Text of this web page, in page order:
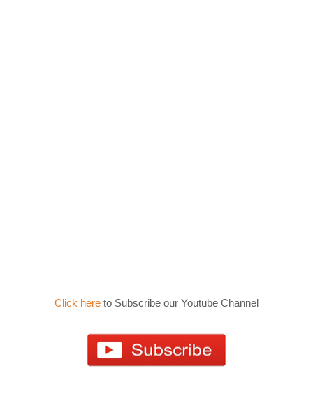
Click here to Subscribe our Youtube Channel